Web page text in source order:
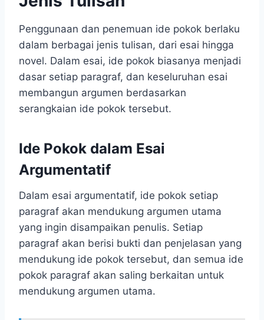
Penggunaan dan penemuan ide pokok berlaku
dalam berbagai jenis tulisan, dari esai hingga
novel. Dalam esai, ide pokok biasanya menjadi
dasar setiap paragraf, dan keseluruhan esai
membangun argumen berdasarkan
serangkaian ide pokok tersebut.
Ide Pokok dalam Esai
Argumentatif
Dalam esai argumentatif, ide pokok setiap
paragraf akan mendukung argumen utama
yang ingin disampaikan penulis. Setiap
paragraf akan berisi bukti dan penjelasan yang
mendukung ide pokok tersebut, dan semua ide
pokok paragraf akan saling berkaitan untuk
mendukung argumen utama.